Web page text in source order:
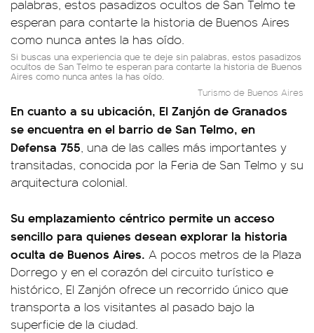
Si buscas una experiencia que te deje sin palabras, estos pasadizos
ocultos de San Telmo te esperan para contarte la historia de Buenos
Aires como nunca antes la has oído.
Turismo de Buenos Aires
En cuanto a su ubicación, El Zanjón de Granados
se encuentra en el barrio de San Telmo, en
Defensa 755, una de las calles más importantes y
transitadas, conocida por la Feria de San Telmo y su
arquitectura colonial.
Su emplazamiento céntrico permite un acceso
sencillo para quienes desean explorar la historia
oculta de Buenos Aires. A pocos metros de la Plaza
Dorrego y en el corazón del circuito turístico e
histórico, El Zanjón ofrece un recorrido único que
transporta a los visitantes al pasado bajo la
superficie de la ciudad.